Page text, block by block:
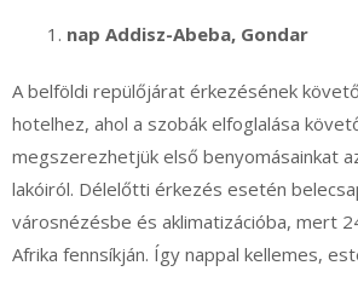
nap Addisz-Abeba, Gondar
A belföldi repülőjárat érkezésének
hotelhez, ahol a szobák elfoglalása
megszerezhetjük első benyomásainkat
lakóiról. Délelőtti érkezés esetén
városnézésbe és aklimatizációba, mert
Afrika fennsíkján. Így nappal kellemes,